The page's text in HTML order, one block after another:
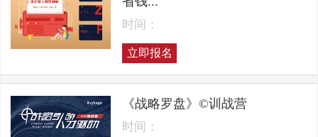
时间：
立即报名
《战略罗盘》©训战营
时间：